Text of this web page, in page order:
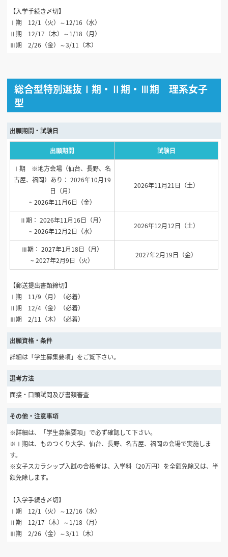
【入学手続き〆切】
Ⅰ期 12/1（火）～12/16（水）
Ⅱ期 12/17（木）～1/18（月）
Ⅲ期 2/26（金）～3/11（木）
総合型特別選抜Ⅰ期・Ⅱ期・Ⅲ期 理系女子
型
出願期間・試験日
出願期間 試験日
Ⅰ期 ※地方会場（仙台、長野、名
古屋、福岡）あり： 2026年10月19
日（月）
~ 2026年11月6日（金）
2026年11月21日（土）
Ⅱ期： 2026年11月16日（月）
~ 2026年12月2日（水）
2026年12月12日（土）
Ⅲ期： 2027年1月18日（月）
~ 2027年2月9日（火）
2027年2月19日（金）
【郵送提出書類締切】
Ⅰ期 11/9（月）（必着）
Ⅱ期 12/4（金）（必着）
Ⅲ期 2/11（木）（必着）
出願資格・条件
詳細は「学生募集要項」をご覧下さい。
選考方法
面接・口頭試問及び書類審査
その他・注意事項
※詳細は、「学生募集要項」で必ず確認して下さい。
※Ⅰ期は、ものつくり大学、仙台、長野、名古屋、福岡の会場で実施しま
す。
※女子スカラシップ入試の合格者は、入学料（20万円）を全額免除又は、半
額免除します。
【入学手続き〆切】
Ⅰ期 12/1（火）～12/16（水）
Ⅱ期 12/17（木）～1/18（月）
Ⅲ期 2/26（金）～3/11（木）